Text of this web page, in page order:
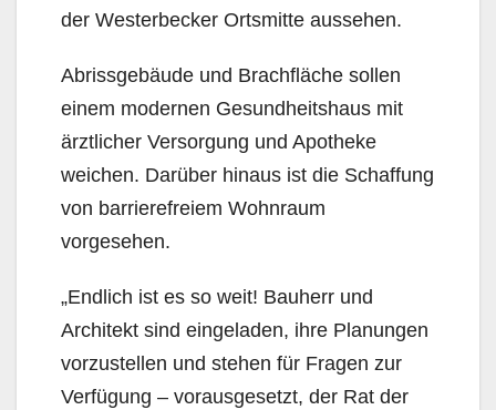
der Westerbecker Ortsmitte aussehen.
Abrissgebäude und Brachfläche sollen
einem modernen Gesundheitshaus mit
ärztlicher Versorgung und Apotheke
weichen. Darüber hinaus ist die Schaffung
von barrierefreiem Wohnraum
vorgesehen.
„Endlich ist es so weit! Bauherr und
Architekt sind eingeladen, ihre Planungen
vorzustellen und stehen für Fragen zur
Verfügung – vorausgesetzt, der Rat der